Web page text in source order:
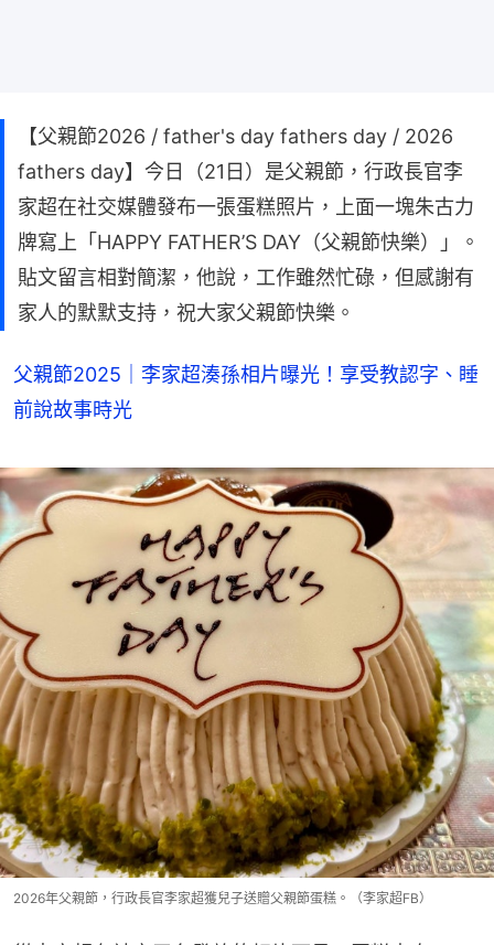
【父親節2026 / father's day fathers day / 2026
fathers day】今日（21日）是父親節，行政長官李
家超在社交媒體發布一張蛋糕照片，上面一塊朱古力
牌寫上「HAPPY FATHER’S DAY（父親節快樂）」。
貼文留言相對簡潔，他說，工作雖然忙碌，但感謝有
家人的默默支持，祝大家父親節快樂。
父親節2025｜李家超湊孫相片曝光！享受教認字、睡
前說故事時光
2026年父親節，行政長官李家超獲兒子送贈父親節蛋糕。（李家超FB）